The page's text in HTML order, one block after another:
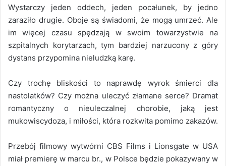
Wystarczy jeden oddech, jeden pocałunek, by jedno
zaraziło drugie. Oboje są świadomi, że mogą umrzeć. Ale
im więcej czasu spędzają w swoim towarzystwie na
szpitalnych korytarzach, tym bardziej narzucony z góry
dystans przypomina nieludzką karę.
Czy trochę bliskości to naprawdę wyrok śmierci dla
nastolatków? Czy można uleczyć złamane serce? Dramat
romantyczny o nieuleczalnej chorobie, jaką jest
mukowiscydoza, i miłości, która rozkwita pomimo zakazów.
Przebój filmowy wytwórni CBS Films i Lionsgate w USA
miał premierę w marcu br., w Polsce będzie pokazywany w